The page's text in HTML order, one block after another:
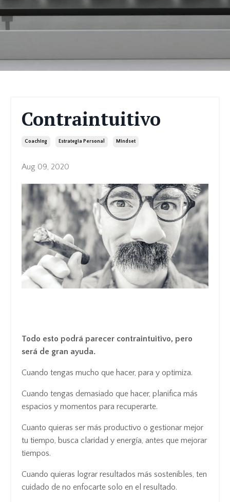
Contraintuitivo
Coaching Estrategia Personal Mindset
Aug 09, 2020
Todo esto podrá parecer contraintuitivo, pero
será de gran ayuda.
Cuando tengas mucho que hacer, para y optimiza.
Cuando tengas demasiado que hacer, planifica más
espacios y momentos para recuperarte.
Cuanto quieras ser más productivo o gestionar mejor
tu tiempo, busca claridad y energía, antes que mejorar
tiempos.
Cuando quieras lograr resultados más sostenibles, ten
cuidado de no enfocarte solo en el resultado.